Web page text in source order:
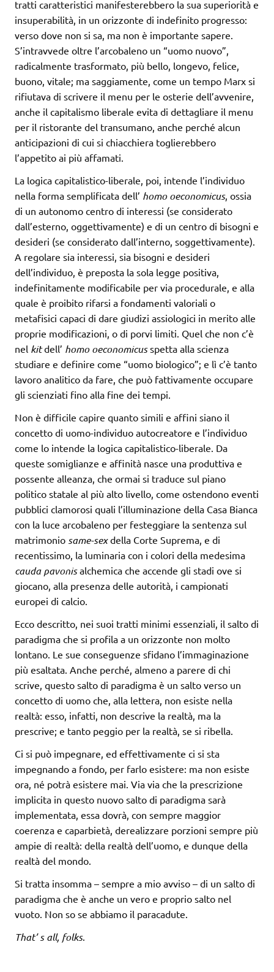
tratti caratteristici manifesterebbero la sua superiorità e
insuperabilità, in un orizzonte di indefinito progresso:
verso dove non si sa, ma non è importante sapere.
S’intravvede oltre l’arcobaleno un “uomo nuovo”,
radicalmente trasformato, più bello, longevo, felice,
buono, vitale; ma saggiamente, come un tempo Marx si
rifiutava di scrivere il menu per le osterie dell’avvenire,
anche il capitalismo liberale evita di dettagliare il menu
per il ristorante del transumano, anche perché alcun
anticipazioni di cui si chiacchiera toglierebbero
l’appetito ai più affamati.
La logica capitalistico-liberale, poi, intende l’individuo
nella forma semplificata dell’ homo oeconomicus, ossia
di un autonomo centro di interessi (se considerato
dall’esterno, oggettivamente) e di un centro di bisogni e
desideri (se considerato dall’interno, soggettivamente).
A regolare sia interessi, sia bisogni e desideri
dell’individuo, è preposta la sola legge positiva,
indefinitamente modificabile per via procedurale, e alla
quale è proibito rifarsi a fondamenti valoriali o
metafisici capaci di dare giudizi assiologici in merito alle
proprie modificazioni, o di porvi limiti. Quel che non c’è
nel kitdell’ homo oeconomicusspetta alla scienza
studiare e definire come “uomo biologico”; e lì c’è tanto
lavoro analitico da fare, che può fattivamente occupare
gli scienziati fino alla fine dei tempi.
Non è difficile capire quanto simili e affini siano il
concetto di uomo-individuo autocreatore e l’individuo
come lo intende la logica capitalistico-liberale. Da
queste somiglianze e affinità nasce una produttiva e
possente alleanza, che ormai si traduce sul piano
politico statale al più alto livello, come ostendono eventi
pubblici clamorosi quali l’illuminazione della Casa Bianca
con la luce arcobaleno per festeggiare la sentenza sul
matrimonio same-sexdella Corte Suprema, e di
recentissimo, la luminaria con i colori della medesima
cauda pavonisalchemica che accende gli stadi ove si
giocano, alla presenza delle autorità, i campionati
europei di calcio.
Ecco descritto, nei suoi tratti minimi essenziali, il salto di
paradigma che si profila a un orizzonte non molto
lontano. Le sue conseguenze sfidano l’immaginazione
più esaltata. Anche perché, almeno a parere di chi
scrive, questo salto di paradigma è un salto verso un
concetto di uomo che, alla lettera, non esiste nella
realtà: esso, infatti, non descrive la realtà, ma la
prescrive; e tanto peggio per la realtà, se si ribella.
Ci si può impegnare, ed effettivamente ci si sta
impegnando a fondo, per farlo esistere: ma non esiste
ora, né potrà esistere mai. Via via che la prescrizione
implicita in questo nuovo salto di paradigma sarà
implementata, essa dovrà, con sempre maggior
coerenza e caparbietà, derealizzare porzioni sempre più
ampie di realtà: della realtà dell’uomo, e dunque della
realtà del mondo.
Si tratta insomma – sempre a mio avviso – di un salto di
paradigma che è anche un vero e proprio salto nel
vuoto. Non so se abbiamo il paracadute.
That’ s all, folks.